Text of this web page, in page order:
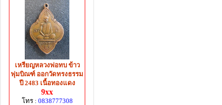
เหรียญหลวงพ่อทบ ข้าว
พุ่มบิณฑ์ ออกวัดทรงธรรม
ปี 2483 เนื้อทองแดง
9xx
โทร : 0838777308